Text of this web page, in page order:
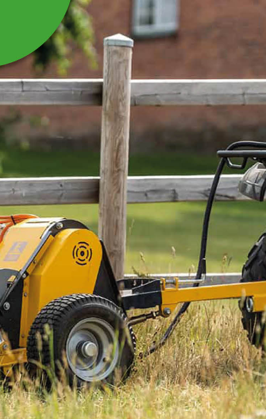
STÄNKSKYDDSPLÅT
BAKRE TILL 35-185
Passar till Betesputs 35-185.
Läs mer
2 535 kr
Inkl. moms
I lager
- +